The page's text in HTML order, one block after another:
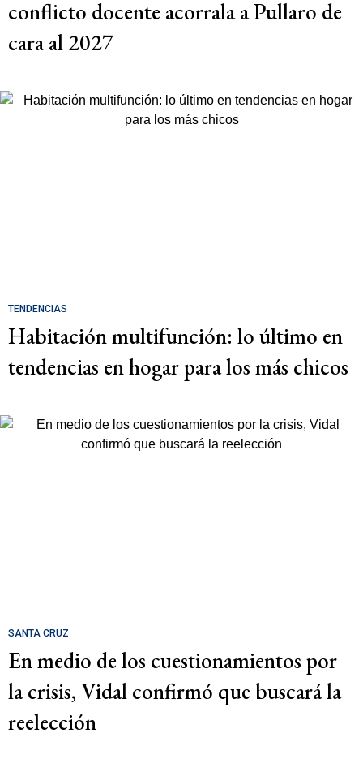
conflicto docente acorrala a Pullaro de
cara al 2027
TENDENCIAS
Habitación multifunción: lo último en
tendencias en hogar para los más chicos
SANTA CRUZ
En medio de los cuestionamientos por
la crisis, Vidal confirmó que buscará la
reelección